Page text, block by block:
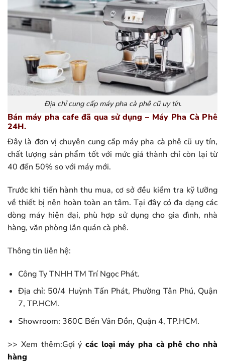
Địa chỉ cung cấp máy pha cà phê cũ uy tín.
Bán máy pha cafe đã qua sử dụng – Máy Pha Cà Phê
24H.
Đây là đơn vị chuyên cung cấp máy pha cà phê cũ uy tín,
chất lượng sản phẩm tốt với mức giá thành chỉ còn lại từ
40 đến 50% so với máy mới.
Trước khi tiến hành thu mua, cơ sở đều kiểm tra kỹ lưỡng
về thiết bị nên hoàn toàn an tâm. Tại đây có đa dạng các
dòng máy hiện đại, phù hợp sử dụng cho gia đình, nhà
hàng, văn phòng lẫn quán cà phê.
Thông tin liên hệ:
Công Ty TNHH TM Trí Ngọc Phát.
Địa chỉ: 50/4 Huỳnh Tấn Phát, Phường Tân Phú, Quận
7, TP.HCM.
Showroom: 360C Bến Vân Đồn, Quận 4, TP.HCM.
>> Xem thêm:Gợi ýcác loại máy pha cà phê cho nhà
hàng